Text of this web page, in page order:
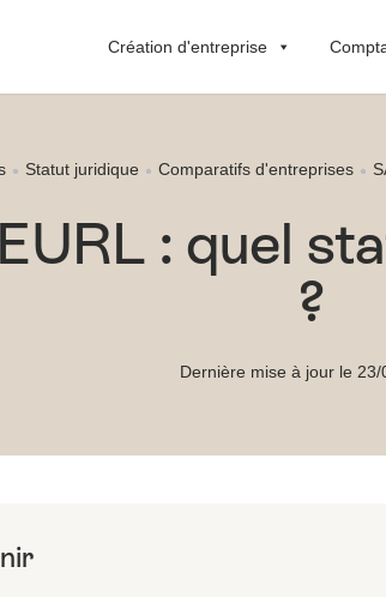
Création d'entreprise
Statut juridique Comparatifs d'entreprises
: quel
?
Dernière mise à jour le 23/